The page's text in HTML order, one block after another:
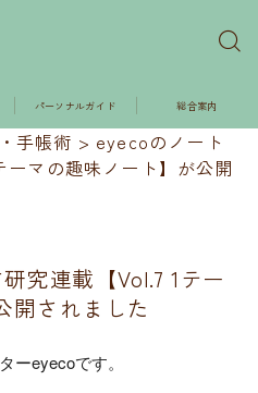
パーソナルガイド 総合案内
手帳術 > eyecoのノート
ーマの趣味ノート】が公開
究連載【Vol.7 1テー
開されました
ーeyecoです。